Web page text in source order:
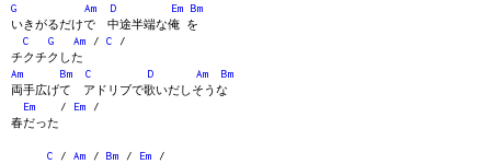
G Am D Em
Bm
いきがるだけで 中途半端な俺 を
C
G Am / C /
チクチクした
Am
Bm C D Am
Bm
両手広げて アドリブで歌いだしそうな
Em / Em /
春だった
C / Am / Bm / Em /